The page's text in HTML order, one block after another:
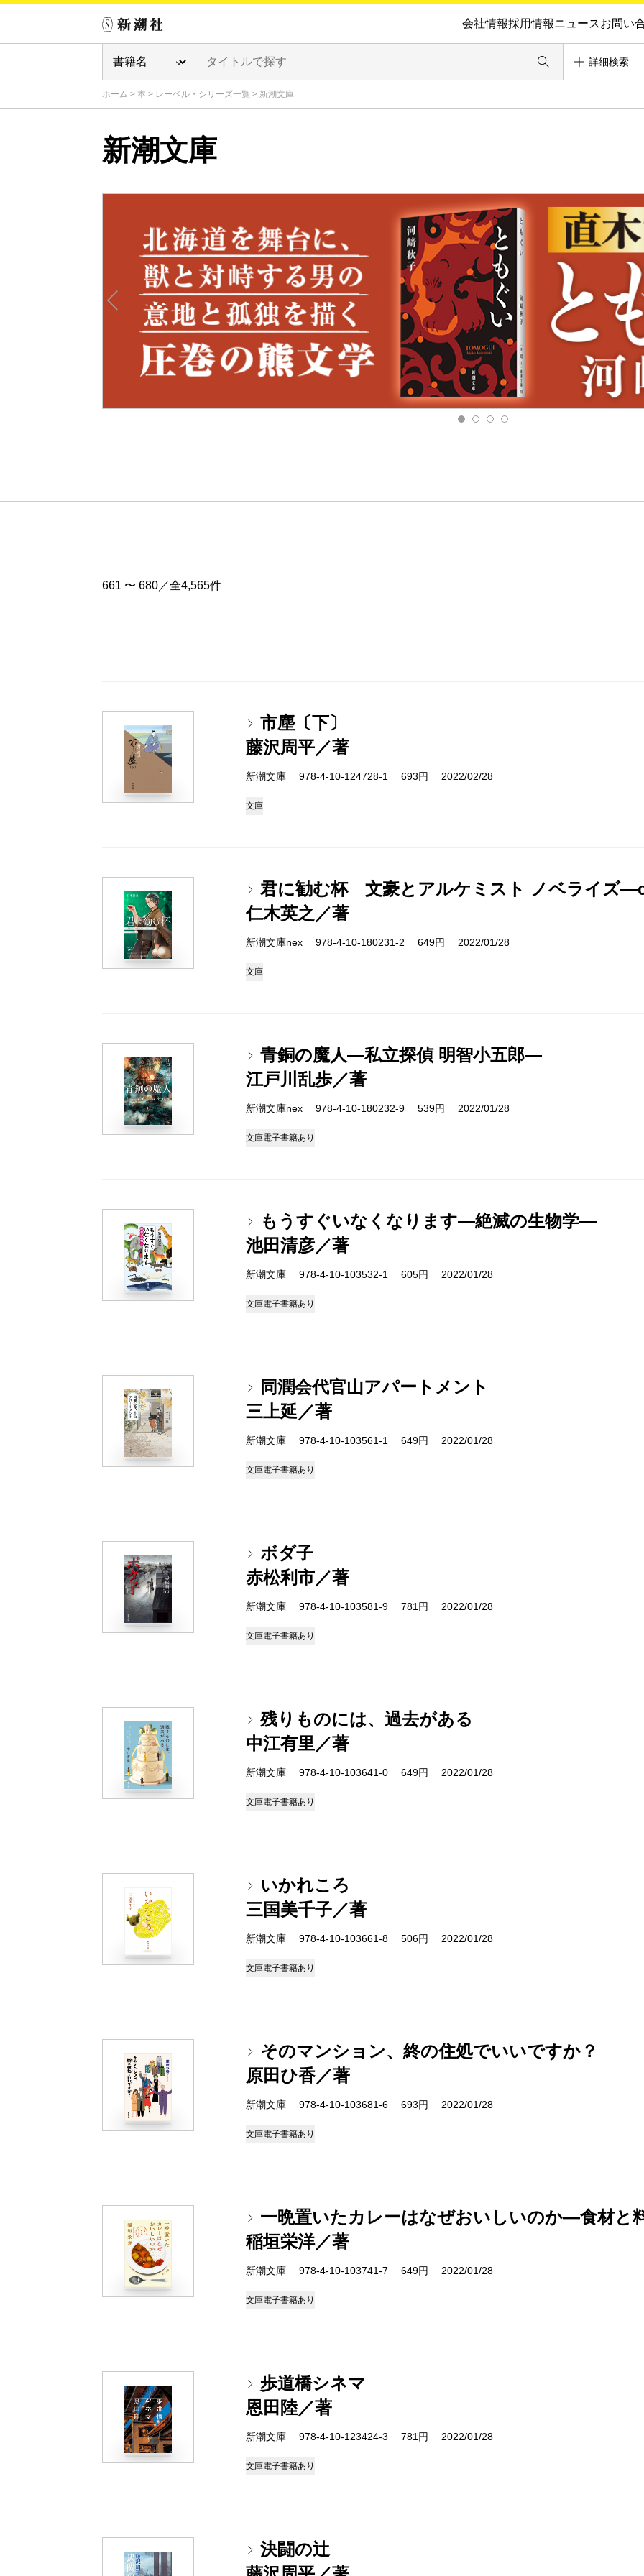
会社情報採用情報ニュースお問い
詳細検索
ホーム > 本 > レーベル・シリーズ一覧 > 新潮文庫
新潮文庫
661 〜 680／全4,565件
市塵〔下〕
藤沢周平／著
新潮文庫 978-4-10-124728-1 693円 2022/02/28
文庫
君に勧む杯 文豪とアルケミスト ノベライズ
仁木英之／著
新潮文庫nex 978-4-10-180231-2 649円 2022/01/28
文庫
青銅の魔人―私立探偵 明智小五郎―
江戸川乱歩／著
新潮文庫nex 978-4-10-180232-9 539円 2022/01/28
文庫電子書籍あり
もうすぐいなくなります―絶滅の生物学―
池田清彦／著
新潮文庫 978-4-10-103532-1 605円 2022/01/28
文庫電子書籍あり
同潤会代官山アパートメント
三上延／著
新潮文庫 978-4-10-103561-1 649円 2022/01/28
文庫電子書籍あり
ボダ子
赤松利市／著
新潮文庫 978-4-10-103581-9 781円 2022/01/28
文庫電子書籍あり
残りものには、過去がある
中江有里／著
新潮文庫 978-4-10-103641-0 649円 2022/01/28
文庫電子書籍あり
いかれころ
三国美千子／著
新潮文庫 978-4-10-103661-8 506円 2022/01/28
文庫電子書籍あり
そのマンション、終の住処でいいですか？
原田ひ香／著
新潮文庫 978-4-10-103681-6 693円 2022/01/28
文庫電子書籍あり
一晩置いたカレーはなぜおいしいのか―食材と
稲垣栄洋／著
新潮文庫 978-4-10-103741-7 649円 2022/01/28
文庫電子書籍あり
歩道橋シネマ
恩田陸／著
新潮文庫 978-4-10-123424-3 781円 2022/01/28
文庫電子書籍あり
決闘の辻